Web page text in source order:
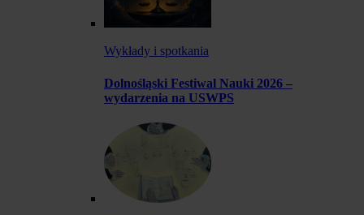
Wykłady i spotkania
Dolnośląski Festiwal Nauki 2026 –
wydarzenia na USWPS